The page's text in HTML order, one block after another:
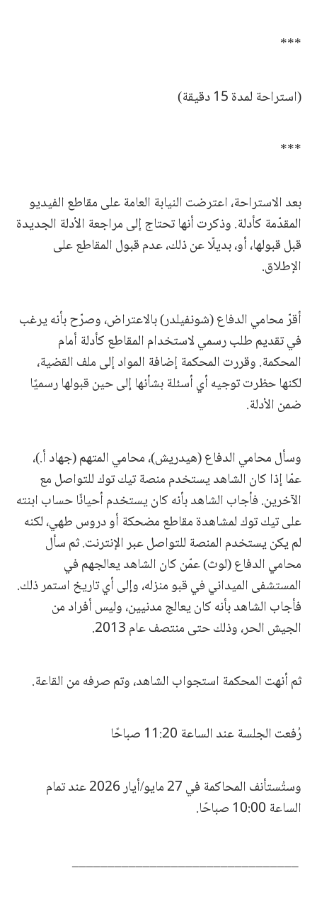
***
(استراحة لمدة 15 دقيقة)
***
بعد الاستراحة، اعترضت النيابة العامة على مقاطع الفيديو
المقدّمة كأدلة. وذكرت أنها تحتاج إلى مراجعة الأدلة الجديدة
قبل قبولها، أو، بديلًا عن ذلك، عدم قبول المقاطع على
الإطلاق.
أقرّ محامي الدفاع (شونفيلدر) بالاعتراض، وصرّح بأنه يرغب
في تقديم طلب رسمي لاستخدام المقاطع كأدلة أمام
المحكمة. وقررت المحكمة إضافة المواد إلى ملف القضية،
لكنها حظرت توجيه أي أسئلة بشأنها إلى حين قبولها رسميًا
ضمن الأدلة.
وسأل محامي الدفاع (هيدريش)، محامي المتهم (جهاد أ.)،
عمّا إذا كان الشاهد يستخدم منصة تيك توك للتواصل مع
الآخرين. فأجاب الشاهد بأنه كان يستخدم أحيانًا حساب ابنته
على تيك توك لمشاهدة مقاطع مضحكة أو دروس طهي، لكنه
لم يكن يستخدم المنصة للتواصل عبر الإنترنت. ثم سأل
محامي الدفاع (لوث) عمّن كان الشاهد يعالجهم في
المستشفى الميداني في قبو منزله، وإلى أي تاريخ استمر ذلك.
فأجاب الشاهد بأنه كان يعالج مدنيين، وليس أفراد من
الجيش الحر، وذلك حتى منتصف عام 2013.
ثم أنهت المحكمة استجواب الشاهد، وتم صرفه من القاعة.
رُفعت الجلسة عند الساعة 11:20 صباحًا
وستُستأنف المحاكمة في 27 مايو/أيار 2026 عند تمام
الساعة 10:00 صباحًا.
________________________________